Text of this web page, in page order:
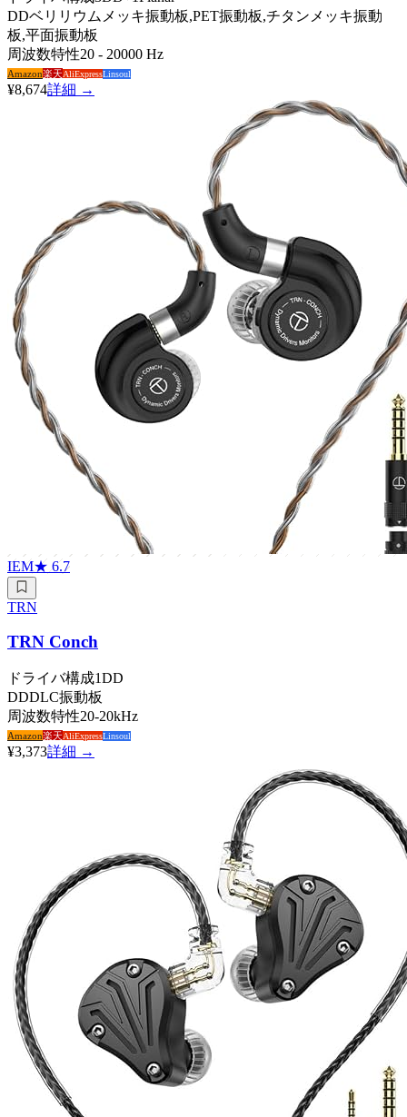
DDベリリウムメッキ振動板,PET振動板,チタンメッキ振動
板,平面振動板
周波数特性20 - 20000 Hz
Amazon楽天AliExpressLinsoul
¥8,674詳細 →
IEM★6.7
TRN
TRN Conch
ドライバ構成1DD
DDDLC振動板
周波数特性20-20kHz
Amazon楽天AliExpressLinsoul
¥3,373詳細 →